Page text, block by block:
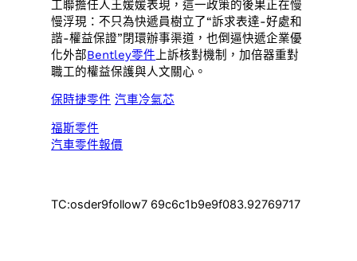
工聯擔任人王媛媛表現，這一政策的後果正在慢
慢浮現：不只為快遞員樹立了“訴求表達-好處和
諧-權益保證”閉環辦事渠道，也倒逼快遞企業優
化外部Bentley零件 上訴核對機制，加倍器重對
職工的權益保護與人文關心。
保時捷零件 汽車冷氣芯
福斯零件
汽車零件報價
TC:osder9follow7 69c6c1b9e9f083.92769717